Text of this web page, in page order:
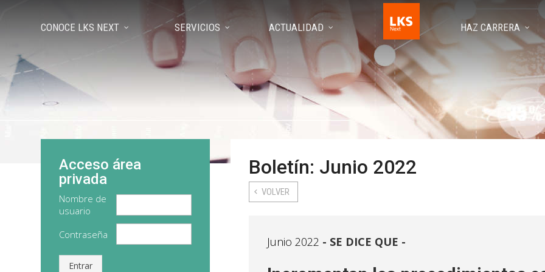
CONOCE LKS NEXT SERVICIOS ACTUALIDAD HAZ CARRERA
Boletín: Junio 2022
VOLVER
Junio 2022 SE DICE QUE -
Acceso área
privada
Nombre de
usuario
Contraseña
Entrar